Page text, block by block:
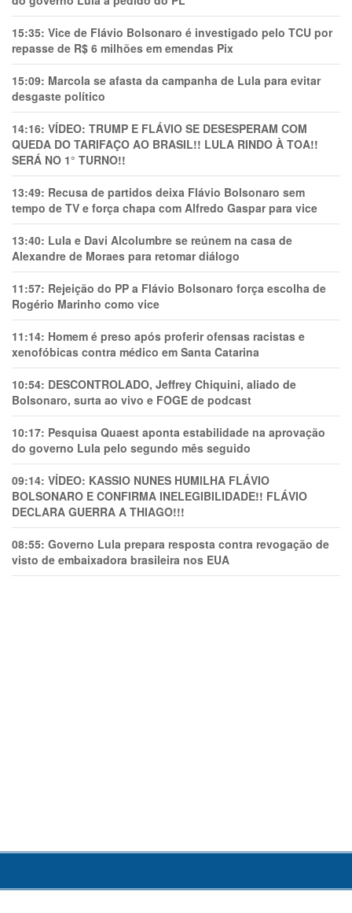
15:35: Vice de Flávio Bolsonaro é investigado pelo TCU por
repasse de R$ 6 milhões em emendas Pix
15:09: Marcola se afasta da campanha de Lula para evitar
desgaste político
14:16: VÍDEO: TRUMP E FLÁVIO SE DESESPERAM COM
QUEDA DO TARIFAÇO AO BRASIL!! LULA RINDO À TOA!!
SERÁ NO 1° TURNO!!
13:49: Recusa de partidos deixa Flávio Bolsonaro sem
tempo de TV e força chapa com Alfredo Gaspar para vice
13:40: Lula e Davi Alcolumbre se reúnem na casa de
Alexandre de Moraes para retomar diálogo
11:57: Rejeição do PP a Flávio Bolsonaro força escolha de
Rogério Marinho como vice
11:14: Homem é preso após proferir ofensas racistas e
xenofóbicas contra médico em Santa Catarina
10:54: DESCONTROLADO, Jeffrey Chiquini, aliado de
Bolsonaro, surta ao vivo e FOGE de podcast
10:17: Pesquisa Quaest aponta estabilidade na aprovação
do governo Lula pelo segundo mês seguido
09:14: VÍDEO: KASSIO NUNES HUMlLHA FLÁVIO
BOLSONARO E CONFIRMA INELEGIBILIDADE!! FLÁVIO
DECLARA GUERRA A THIAGO!!!
08:55: Governo Lula prepara resposta contra revogação de
visto de embaixadora brasileira nos EUA